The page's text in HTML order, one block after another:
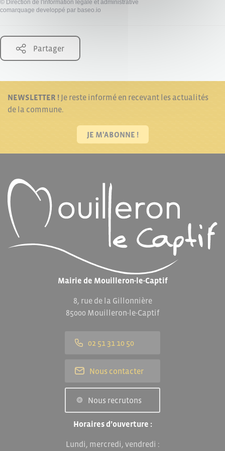
© Direction de l'information légale et administrative
comarquage developpé par baseo.io
Partager
NEWSLETTER ! Je reste informé en recevant les actualités
de la commune.
JE M'ABONNE !
Mairie de Mouilleron-le-Captif
8, rue de la Gillonnière
85000 Mouilleron-le-Captif
02 51 31 10 50
Nous contacter
Nous recrutons
Horaires d’ouverture :
Lundi, mercredi, vendredi :